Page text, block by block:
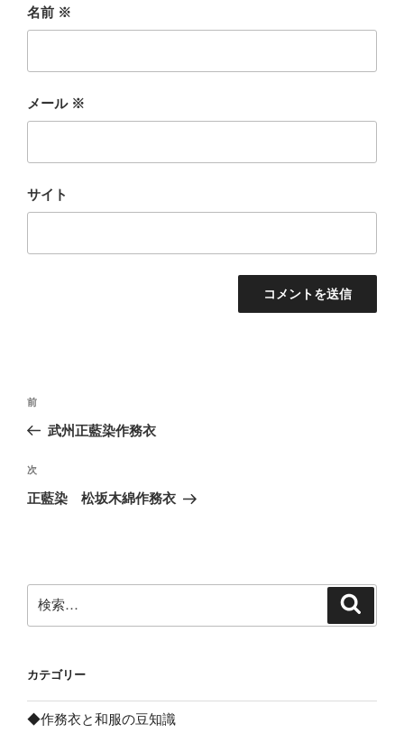
名前 ※
メール ※
サイト
投
ビ
ゲ
ン
前
の
稿
前
武州正藍染作務衣
次
の
次
正藍染 松坂木綿作務衣
索:
カテゴリー
◆作務衣と和服の豆知識